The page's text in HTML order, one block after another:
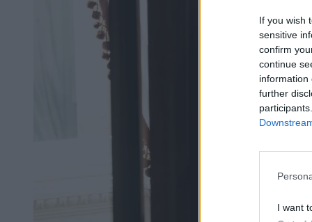
If you wish
sensitive
confirm
continue
information
further
I want